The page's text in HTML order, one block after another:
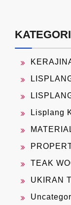
KATEGORI
Lisplang
TEAK
UKIRAN